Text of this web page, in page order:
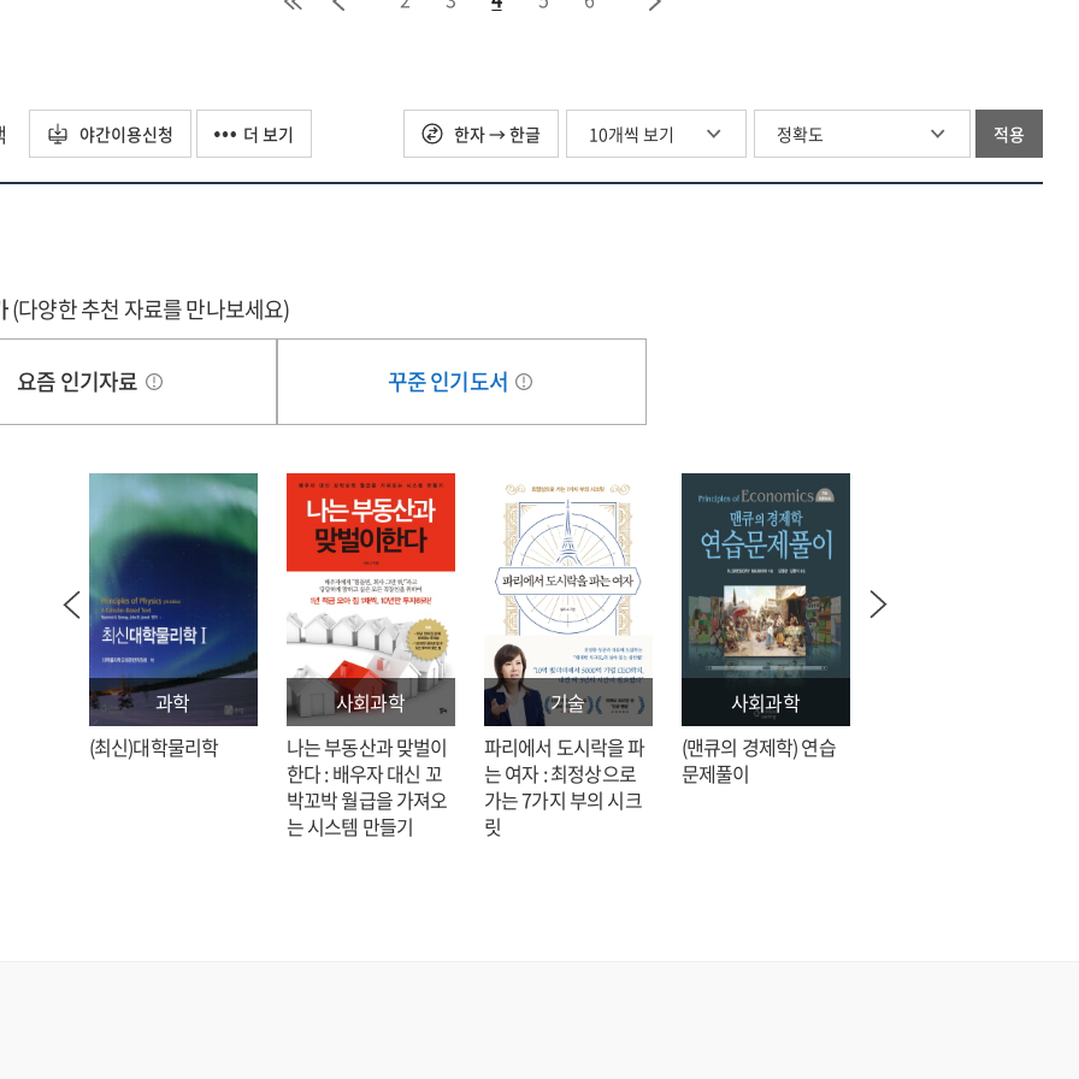
야간이용신청 더 보기 한자 → 한글 적용
(다양한 추천 자료를 만나보세요)
요즘 인기자료 꾸준 인기도서
과학
(최신)대학물리학
사회과학
나는 부동산과 맞벌이
한다 : 배우자 대신 꼬
박꼬박 월급을 가져오
는 시스템 만들기
기술
파리에서 도시락을 파
는 여자 : 최정상으로
가는 7가지 부의 시크
릿
사회과학
(맨큐의 경제학) 연습
문제풀이